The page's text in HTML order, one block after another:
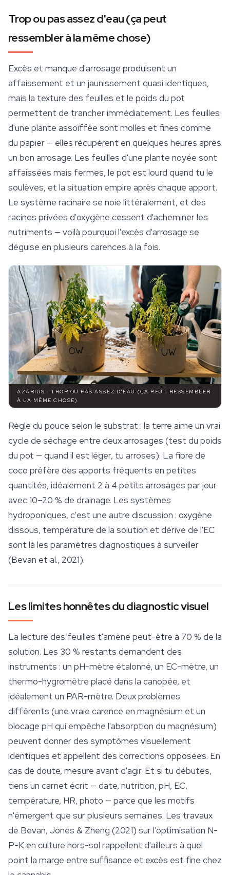
Trop ou pas assez d'eau (ça peut
ressembler à la même chose)
Excès et manque d'arrosage produisent un
affaissement et un jaunissement quasi identiques,
mais la texture des feuilles et le poids du pot
permettent de trancher immédiatement. Les feuilles
d'une plante assoiffée sont molles et fines comme
du papier — elles récupèrent en quelques heures après
un bon arrosage. Les feuilles d'une plante noyée sont
affaissées mais fermes, le pot est lourd quand tu le
soulèves, et la situation empire après chaque apport.
Le système racinaire se noie littéralement, et des
racines privées d'oxygène cessent d'acheminer les
nutriments — voilà pourquoi l'excès d'arrosage se
déguise en plusieurs carences à la fois.
AZARIUS · TROP OU PAS ASSEZ D'EAU (ÇA PEUT RESSEMBLER
À LA MÊME CHOSE)
Règle du pouce selon le substrat : la terre aime un vrai
cycle de séchage entre deux arrosages (test du poids
du pot — quand il est léger, tu arroses). La fibre de
coco préfère des apports fréquents en petites
quantités, idéalement 2 à 4 petits arrosages par jour
avec 10–20 % de drainage. Les systèmes
hydroponiques, c'est une autre discussion : oxygène
dissous, température de la solution et dérive de l'EC
sont là les paramètres diagnostiques à surveiller
(Bevan et al., 2021).
Les limites honnêtes du diagnostic visuel
La lecture des feuilles t'amène peut-être à 70 % de la
solution. Les 30 % restants demandent des
instruments : un pH-mètre étalonné, un EC-mètre, un
thermo-hygromètre placé dans la canopée, et
idéalement un PAR-mètre. Deux problèmes
différents (une vraie carence en magnésium et un
blocage pH qui empêche l'absorption du magnésium)
peuvent donner des symptômes visuellement
identiques et appellent des corrections opposées. En
cas de doute, mesure avant d'agir. Et si tu débutes,
tiens un carnet écrit — date, nutrition, pH, EC,
température, HR, photo — parce que les motifs
n'émergent que sur plusieurs semaines. Les travaux
de Bevan, Jones & Zheng (2021) sur l'optimisation N-
P-K en culture hors-sol rappellent d'ailleurs à quel
point la marge entre suffisance et excès est fine chez